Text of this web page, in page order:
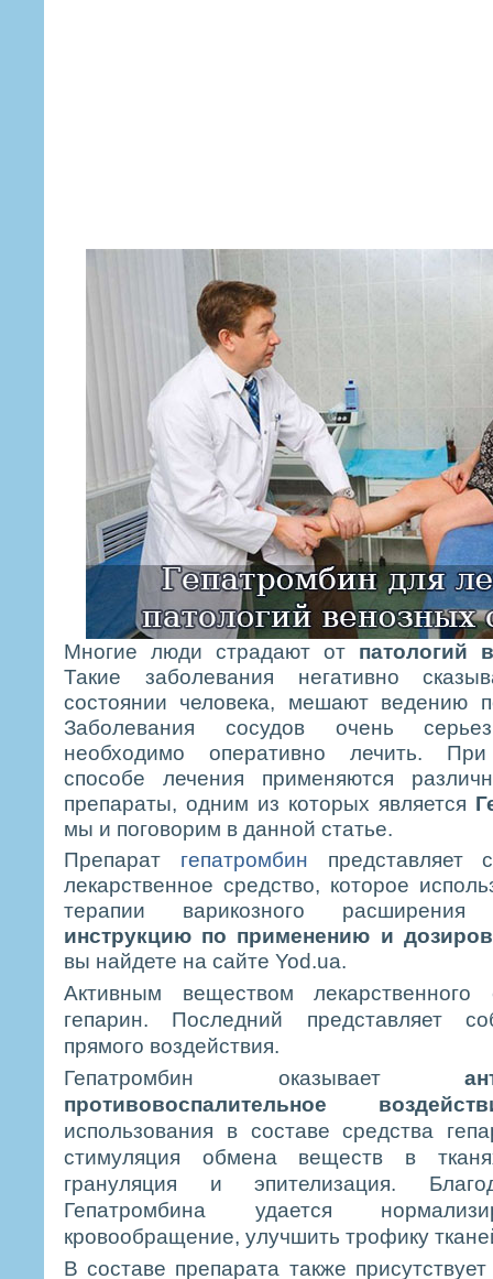
Многие люди страдают от патологий
Такие заболевания негативно
состоянии человека, мешают ведению
Заболевания сосудов очень
необходимо оперативно лечить. При
способе лечения применяются
препараты, одним из которых является
мы и поговорим в данной статье.
Препарат гепатромбин представляет
лекарственное средство, которое
терапии варикозного
инструкцию по применению и
вы найдете на сайте Yod.ua.
Активным веществом лекарственного
гепарин. Последний представляет
прямого воздействия.
Гепатромбин оказывает
противовоспалительное
использования в составе средства
стимуляция обмена веществ в
грануляция и эпителизация.
Гепатромбина удается
кровообращение, улучшить трофику
В составе препарата также